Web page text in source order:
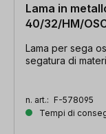
Lama in
40/32/HM/
Lama per sega
segatura di
n. art.: F-578095
Tempi di